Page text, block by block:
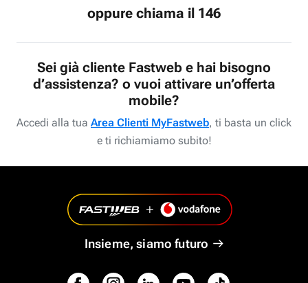
oppure chiama il 146
Sei già cliente Fastweb e hai bisogno
d’assistenza? o vuoi attivare un’offerta
mobile?
Accedi alla tua Area Clienti MyFastweb, ti basta un click
e ti richiamiamo subito!
Insieme, siamo futuro